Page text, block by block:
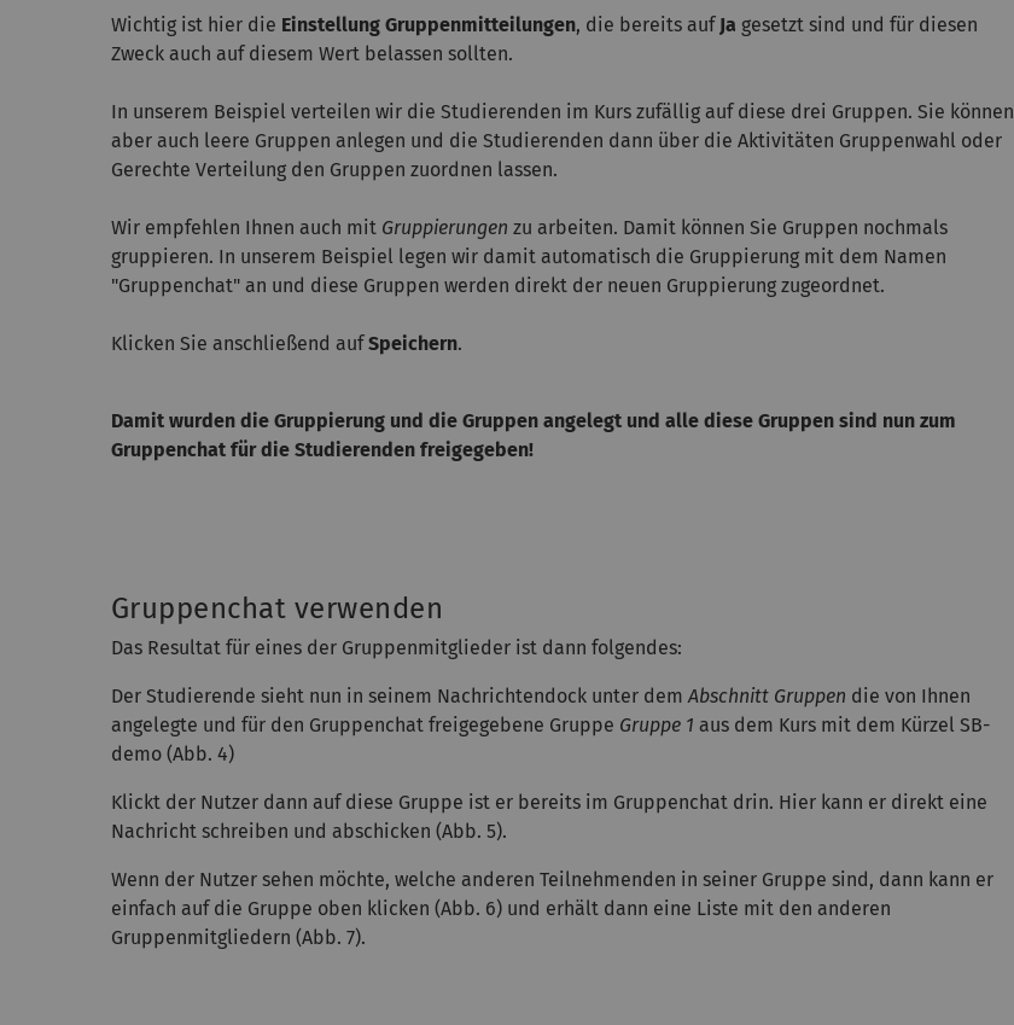
Wichtig ist hier die Einstellung Gruppenmitteilungen, die bereits auf Ja gesetzt sind und für diesen
Zweck auch auf diesem Wert belassen sollten.
In unserem Beispiel verteilen wir die Studierenden im Kurs zufällig auf diese drei Gruppen. Sie können
aber auch leere Gruppen anlegen und die Studierenden dann über die Aktivitäten Gruppenwahl oder
Gerechte Verteilung den Gruppen zuordnen lassen.
Wir empfehlen Ihnen auch mit Gruppierungen zu arbeiten. Damit können Sie Gruppen nochmals
gruppieren. In unserem Beispiel legen wir damit automatisch die Gruppierung mit dem Namen
"Gruppenchat" an und diese Gruppen werden direkt der neuen Gruppierung zugeordnet.
Klicken Sie anschließend aufSpeichern.
Damit wurden die Gruppierung und die Gruppen angelegt und alle diese Gruppen sind nun zum
Gruppenchat für die Studierenden freigegeben!
Gruppenchat verwenden
Das Resultat für eines der Gruppenmitglieder ist dann folgendes:
Der Studierende sieht nun in seinem Nachrichtendock unter demAbschnitt Gruppen die von Ihnen
angelegte und für den Gruppenchat freigegebene Gruppe Gruppe 1 aus dem Kurs mit dem Kürzel SB-
demo (Abb. 4)
Klickt der Nutzer dann auf diese Gruppe ist er bereits im Gruppenchat drin. Hier kann er direkt eine
Nachricht schreiben und abschicken (Abb. 5).
Wenn der Nutzer sehen möchte, welche anderen Teilnehmenden in seiner Gruppe sind, dann kann er
einfach auf die Gruppe oben klicken (Abb. 6) und erhält dann eine Liste mit den anderen
Gruppenmitgliedern (Abb. 7).